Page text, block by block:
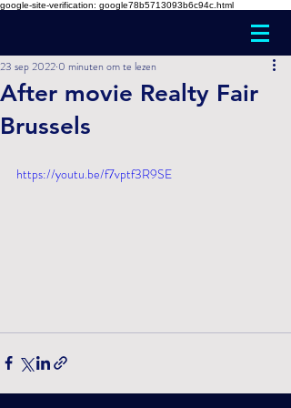
google-site-verification: google78b5713093b6c94c.html
After movie Realty Fair
Brussels
23 sep 2022 0 minuten om te lezen
https://youtu.be/f7vptf3R9SE